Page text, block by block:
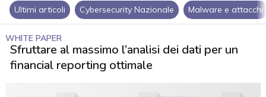
Ultimi articoli Cybersecurity Nazionale Malware e attacchi
WHITE PAPER
Sfruttare al massimo l’analisi dei dati per un
financial reporting ottimale